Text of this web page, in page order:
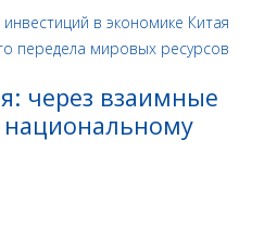
через взаимные
национальному